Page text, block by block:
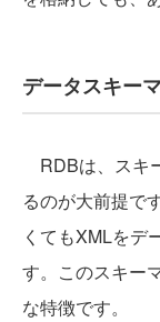
データスキー
RDBは、スキ
るのが大前提で
くてもXMLをデ
す。このスキー
な特徴です。